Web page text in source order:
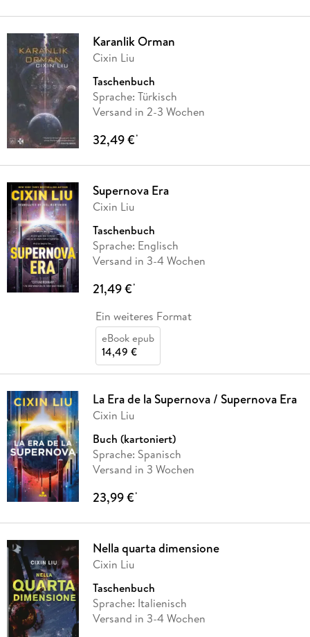
Karanlik Orman
Cixin Liu
Taschenbuch
Sprache: Türkisch
Versand in 2-3 Wochen
32,49 €*
Supernova Era
Cixin Liu
Taschenbuch
Sprache: Englisch
Versand in 3-4 Wochen
21,49 €*
Ein weiteres Format
eBook epub
14,49 €
La Era de la Supernova / Supernova Era
Cixin Liu
Buch (kartoniert)
Sprache: Spanisch
Versand in 3 Wochen
23,99 €*
Nella quarta dimensione
Cixin Liu
Taschenbuch
Sprache: Italienisch
Versand in 3-4 Wochen